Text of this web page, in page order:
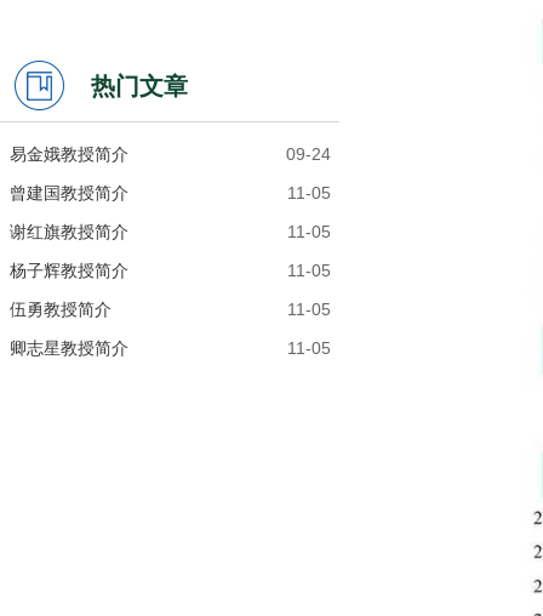
热门文章
09-24
易金娥教授简介
11-05
曾建国教授简介
11-05
谢红旗教授简介
11-05
杨子辉教授简介
11-05
伍勇教授简介
11-05
卿志星教授简介